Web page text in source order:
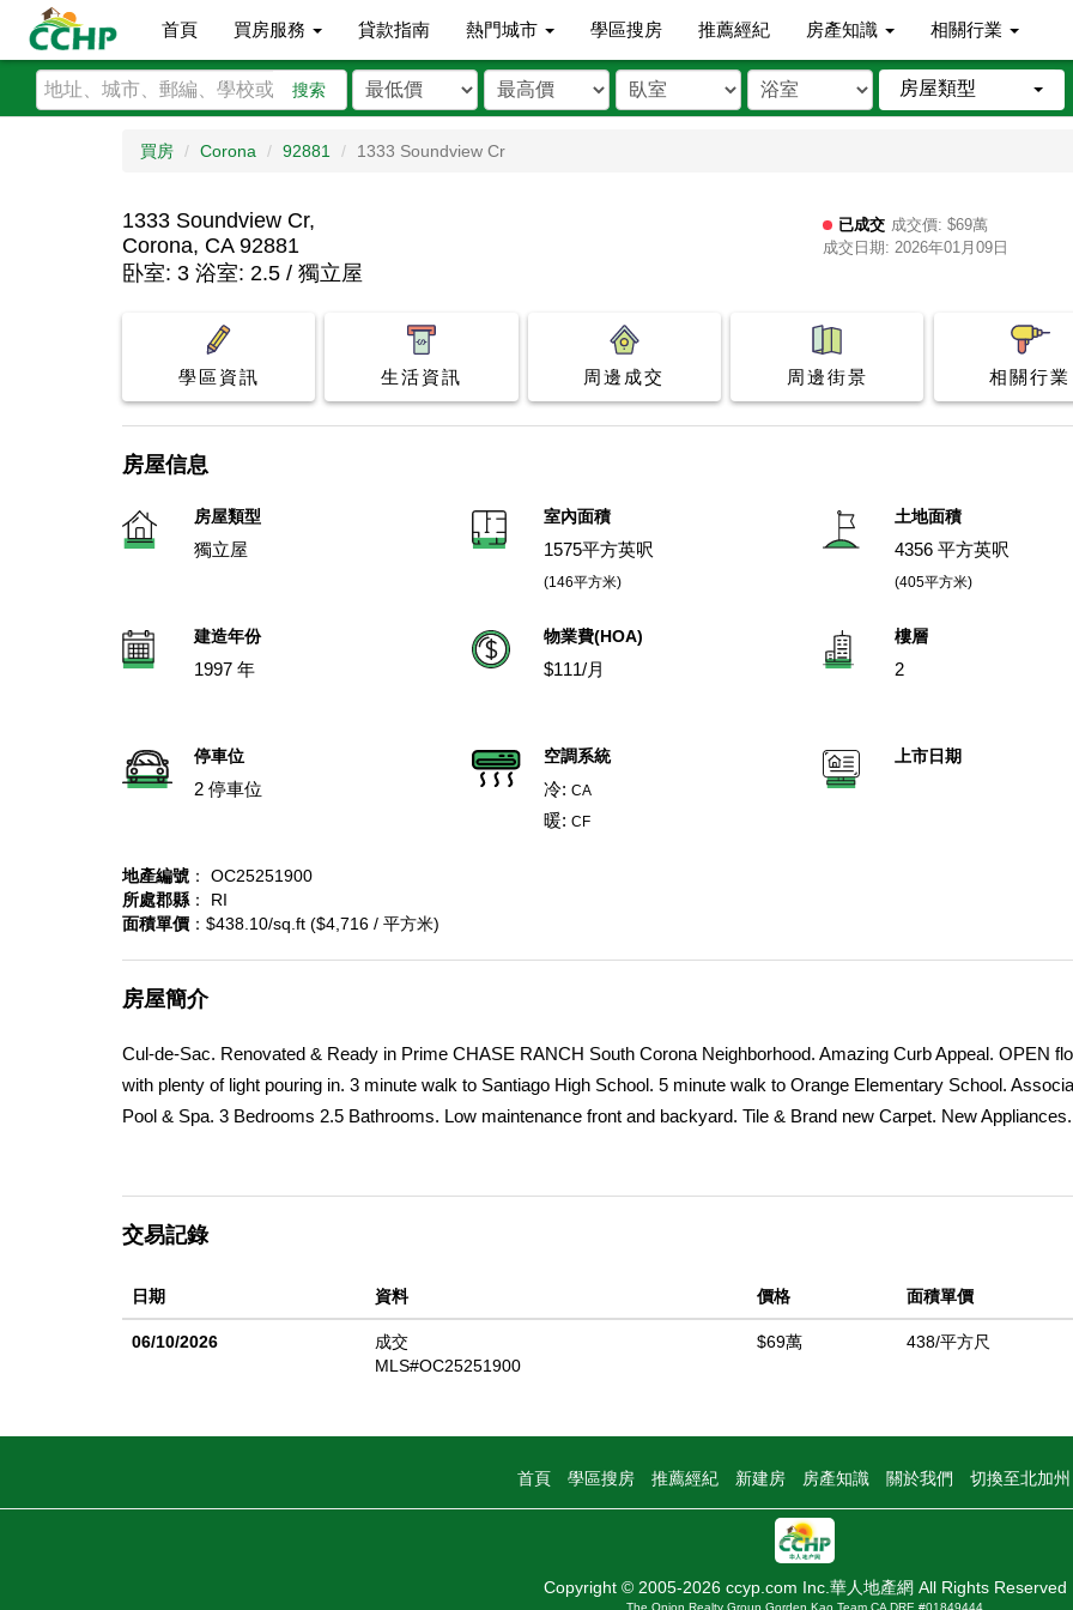
首頁 買房服務 貸款指南 熱門城市 學區搜房 推薦經紀 房產知識 相關行業
搜索 房屋類型
買房 Corona 92881 1333 Soundview Cr
1333 Soundview Cr,
Corona, CA 92881
已成交 成交價: $69萬
成交日期: 2026年01月09日
卧室: 3 浴室: 2.5 / 獨立屋
學區資訊 生活資訊 周邊成交 周邊街景 相關行業
房屋信息
房屋類型
獨立屋
室內面積
1575平方英呎
(146平方米)
土地面積
4356 平方英呎
(405平方米)
建造年份
1997 年
物業費(HOA)
$111/月
樓層
2
停車位
2 停車位
空調系統
冷:CA
暖:CF
上市日期
地產編號 ： OC25251900
所處郡縣 ： RI
面積單價 ：$438.10/sq.ft ($4,716 / 平方米)
房屋簡介
Cul-de-Sac. Renovated & Ready in Prime CHASE RANCH South Corona Neighborhood. Amazing Curb Appeal. OPEN
with plenty of light pouring in. 3 minute walk to Santiago High School. 5 minute walk to Orange Elementary School.
Pool & Spa. 3 Bedrooms 2.5 Bathrooms. Low maintenance front and backyard. Tile & Brand new Carpet. New
交易記錄
日期 資料 價格 面積單價
06/10/2026
成交
MLS#OC25251900
$69萬 438/平方尺
首頁 學區搜房 推薦經紀 新建房 房產知識 關於我們 切換至北加州
Copyright © 2005-2026 ccyp.com Inc.華人地產網 All Rights Reserved
The Onion Realty Group Gorden Kao Team CA DRE #01849444